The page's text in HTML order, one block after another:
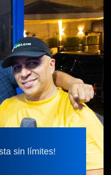
sin límites!